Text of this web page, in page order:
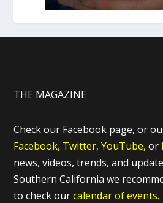
THE MAGAZINE
Check our Facebook page, or
Facebook, Twitter, YouTube, or
news, videos, trends, and
Southern California we
to check ourcalendar of events.